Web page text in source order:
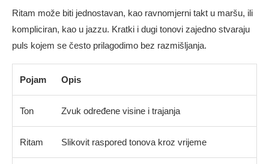
Ritam može biti jednostavan, kao ravnomjerni takt u maršu, ili
kompliciran, kao u jazzu. Kratki i dugi tonovi zajedno stvaraju
puls kojem se često prilagodimo bez razmišljanja.
Pojam Opis
Ton Zvuk određene visine i trajanja
Ritam Slikovit raspored tonova kroz vrijeme